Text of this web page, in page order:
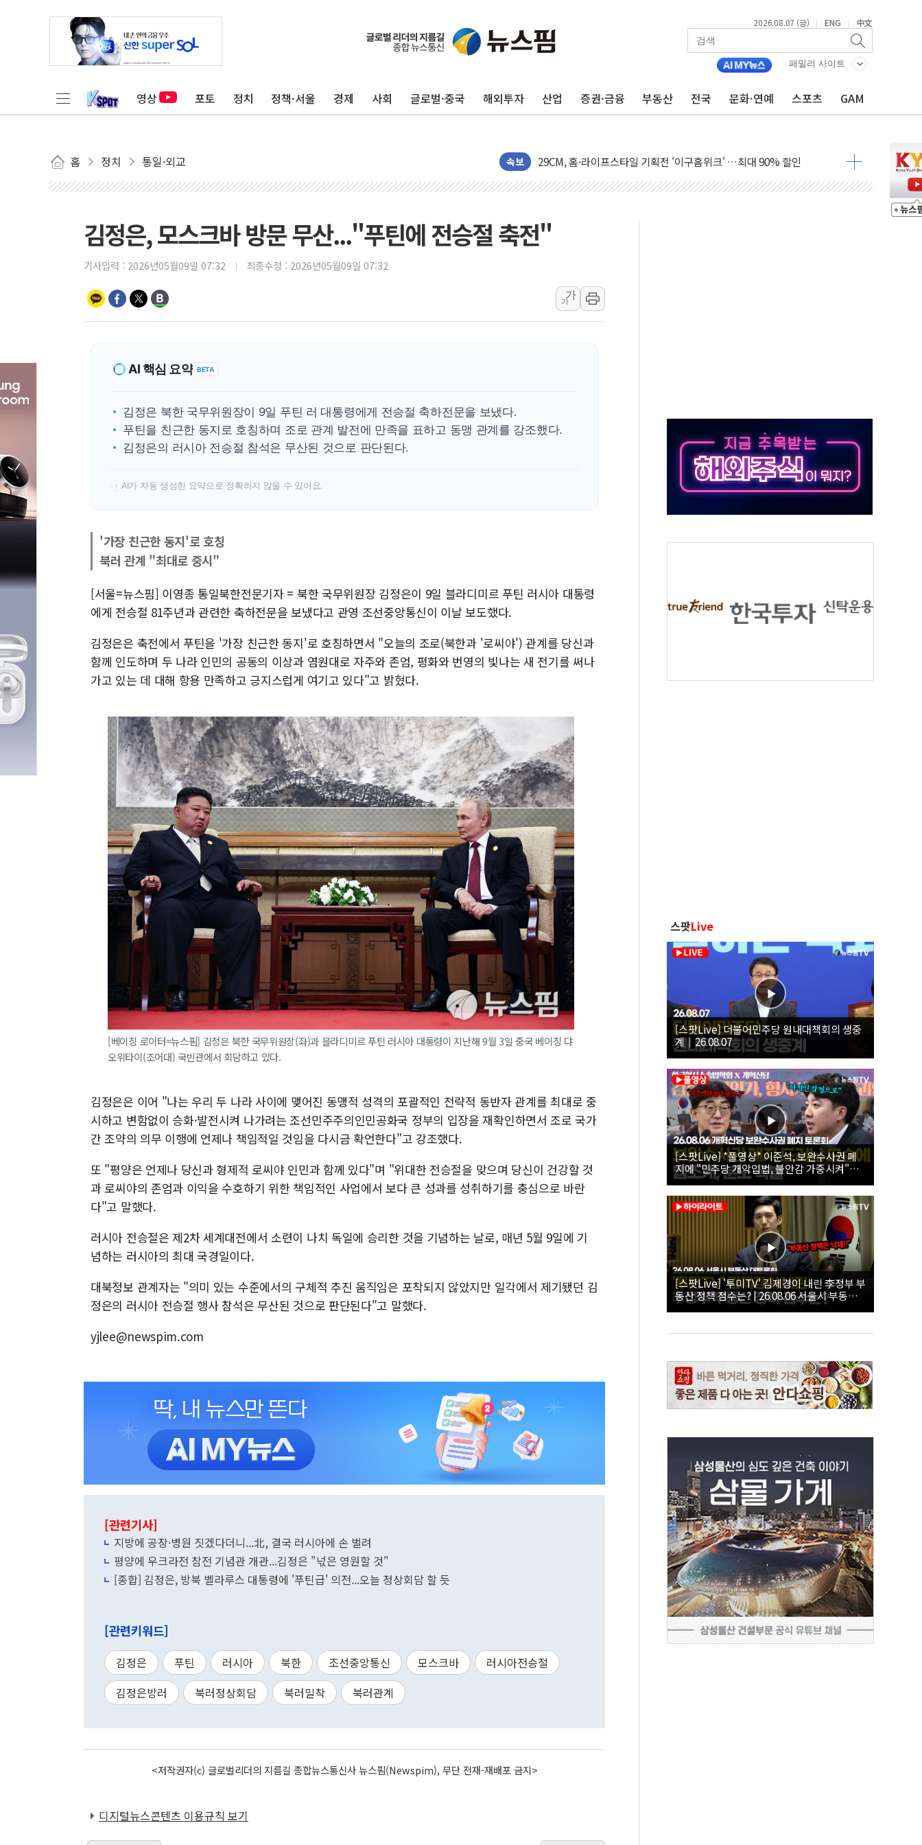
2026.08.07 (금) | ENG | 中文
패밀리 사이트
영상 포토 정치 정책·서울 경제 사회 글로벌·중국 해외투자 산업 증권·금융 부동산 전국 문화·연예 스포츠 GAM
홈 정치 통일·외교 속보
샤페론, 임시주총서 5대1 액면병합 의결
토박스코리아, 스토케 여행용품 '젯키즈' 오프라인 판매 확대
새온, '자율주행자동차 AI 미션 챌린지' 성료
오에스피, '세계 고양이의 날' 맞아 네이버와 대규모 프로모션
GLN인터내셔널, 방한 외국인 QR결제 서비스 확장 나선다
에이치시티 "에이치엔에이치바이오, 휴믹 흡수합병 완료"
폭염에 하루 온열질환자 208명…누적 사망자 23명·가축 83만마리 폐사
세븐일레븐, 쿠팡이츠와 손잡고 퀵커머스 확대
[특징주] 저가 매수 유입…프리마켓 대형주 소폭 반등
이란 협상단장, 트럼프 'TACO' 조롱 "쇼외교...더 이상 필요 없다"
풀무원푸드앤컬처, 인천공항서 '팔도음식대전'
애경산업, 서울시 취약계층 위해 53억원 상당 통큰 기부
중기부, 떡국·떡볶이떡 제조업 '생계형 적합업종' 재지정...5년 더 보호
김정은, 모스크바 방문 무산..."푸틴에 전승절 축전"
기사입력 : 2026년05월09일 07:32 최종수정 : 2026년05월09일 07:32
가
가
AI 핵심 요약 BETA
김정은 북한 국무위원장이 9일 푸틴 러 대통령에게 전승절 축하전문을 보냈다.
푸틴을 친근한 동지로 호칭하며 조로 관계 발전에 만족을 표하고 동맹 관계를 강조했다.
김정은의 러시아 전승절 참석은 무산된 것으로 판단된다.
! AI가 자동 생성한 요약으로 정확하지 않을 수 있어요.
'가장 친근한 동지'로 호칭
북러 관계 "최대로 중시"
[서울=뉴스핌] 이영종 통일북한전문기자 = 북한 국무위원장 김정은이 9일 블라디미르 푸틴 러시아 대통령
에게 전승절 81주년과 관련한 축하전문을 보냈다고 관영 조선중앙통신이 이날 보도했다.
김정은은 축전에서 푸틴을 '가장 친근한 동지'로 호칭하면서 "오늘의 조로(북한과 '로씨야') 관계를 당신과
함께 인도하며 두 나라 인민의 공동의 이상과 염원대로 자주와 존엄, 평화와 번영의 빛나는 새 전기를 써나
가고 있는 데 대해 항용 만족하고 긍지스럽게 여기고 있다"고 밝혔다.
[베이징 로이터=뉴스핌] 김정은 북한 국무위원장(좌)과 블라디미르 푸틴 러시아 대통령이 지난해 9월 3일 중국 베이징 댜
오위타이(조어대) 국빈관에서 회담하고 있다.
김정은은 이어 "나는 우리 두 나라 사이에 맺어진 동맹적 성격의 포괄적인 전략적 동반자 관계를 최대로 중
시하고 변함없이 승화·발전시켜 나가려는 조선민주주의인민공화국 정부의 입장을 재확인하면서 조로 국가
간 조약의 의무 이행에 언제나 책임적일 것임을 다시금 확언한다"고 강조했다.
또 "평양은 언제나 당신과 형제적 로씨야 인민과 함께 있다"며 "위대한 전승절을 맞으며 당신이 건강할 것
과 로씨야의 존엄과 이익을 수호하기 위한 책임적인 사업에서 보다 큰 성과를 성취하기를 충심으로 바란
다"고 말했다.
러시아 전승절은 제2차 세계대전에서 소련이 나치 독일에 승리한 것을 기념하는 날로, 매년 5월 9일에 기
념하는 러시아의 최대 국경일이다.
대북정보 관계자는 "의미 있는 수준에서의 구체적 추진 움직임은 포착되지 않았지만 일각에서 제기됐던 김
정은의 러시아 전승절 행사 참석은 무산된 것으로 판단된다"고 말했다.
yjlee@newspim.com
[관련기사]
지방에 공장·병원 짓겠다더니...北, 결국 러시아에 손 벌려
평양에 우크라전 참전 기념관 개관...김정은 "넋은 영원할 것"
[종합] 김정은, 방북 벨라루스 대통령에 '푸틴급' 의전...오늘 정상회담 할 듯
[관련키워드]
김정은 푸틴 러시아 북한 조선중앙통신 모스크바
러시아전승절
김정은방러
북러정상회담 북러밀착 북러관계
<저작권자(c) 글로벌리더의 지름길 종합뉴스통신사 뉴스핌(Newspim), 무단 전재-재배포 금지>
디지털뉴스콘텐츠 이용규칙 보기
스팟Live
[스팟Live] 더불어민주당 원내대책회의 생중
계｜26.08.07
[스팟Live] *풀영상* 이준석, 보완수사권 폐
지에 "민주당 개악입법, 불안감 가중시켜"｜
26.08.06 개혁신당 보완수사권 폐지 토론회
[스팟Live] '투미TV' 김제경이 내린 李정부 부
동산 정책 점수는? | 26.08.06 서울시 부동산
대토론회